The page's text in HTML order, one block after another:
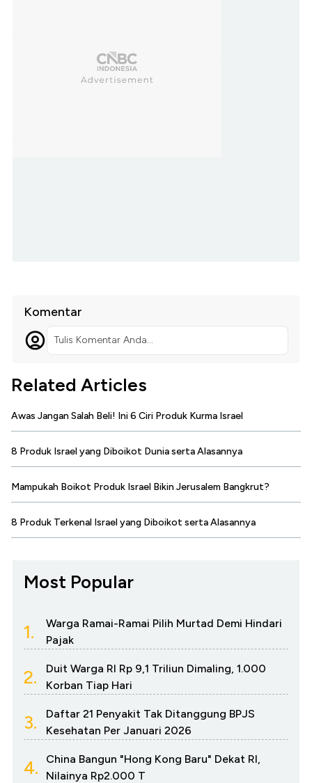
Komentar
Tulis Komentar Anda...
Related Articles
Awas Jangan Salah Beli! Ini 6 Ciri Produk Kurma Israel
8 Produk Israel yang Diboikot Dunia serta Alasannya
Mampukah Boikot Produk Israel Bikin Jerusalem Bangkrut?
8 Produk Terkenal Israel yang Diboikot serta Alasannya
Most Popular
1.
Warga Ramai-Ramai Pilih Murtad Demi Hindari
Pajak
2.
Duit Warga RI Rp 9,1 Triliun Dimaling, 1.000
Korban Tiap Hari
3.
Daftar 21 Penyakit Tak Ditanggung BPJS
Kesehatan Per Januari 2026
4.
China Bangun "Hong Kong Baru" Dekat RI,
Nilainya Rp2.000 T